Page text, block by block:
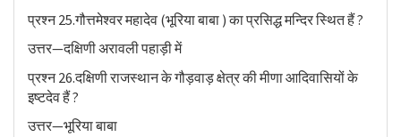
प्रश्न 25.गौत्तमेश्वर महादेव (भूरिया बाबा ) का प्रसिद्ध मन्दिर स्थित हैं ?
उत्तर—दक्षिणी अरावली पहाड़ी में
प्रश्न 26.दक्षिणी राजस्थान के गौड़वाड़ क्षेत्र की मीणा आदिवासियों के
इष्टदेव हैं ?
उत्तर—भूरिया बाबा